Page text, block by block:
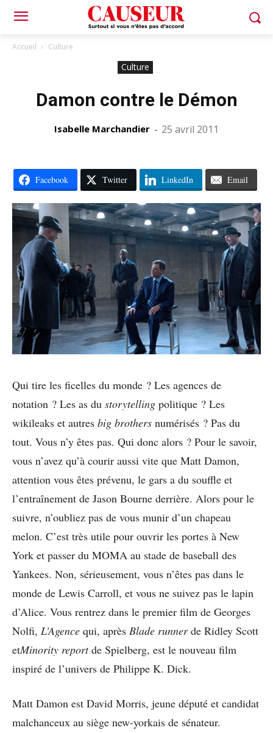
Accueil Culture
Culture
Damon contre le Démon
Isabelle Marchandier - 25 avril 2011
Facebook Twitter LinkedIn Email
Qui tire les ficelles du monde ? Les agences de
notation ? Les as du storytelling politique ? Les
wikileaks et autres big brothers numérisés ? Pas du
tout. Vous n’y êtes pas. Qui donc alors ? Pour le savoir,
vous n’avez qu’à courir aussi vite que Matt Damon,
attention vous êtes prévenu, le gars a du souffle et
l’entraînement de Jason Bourne derrière. Alors pour le
suivre, n’oubliez pas de vous munir d’un chapeau
melon. C’est très utile pour ouvrir les portes à New
York et passer du MOMA au stade de baseball des
Yankees. Non, sérieusement, vous n’êtes pas dans le
monde de Lewis Carroll, et vous ne suivez pas le lapin
d’Alice. Vous rentrez dans le premier film de Georges
Nolfi, L’Agence qui, après Blade runnerde Ridley Scott
etMinority reportde Spielberg, est le nouveau film
inspiré de l’univers de Philippe K. Dick.
Matt Damon est David Morris, jeune député et candidat
malchanceux au siège new-yorkais de sénateur.